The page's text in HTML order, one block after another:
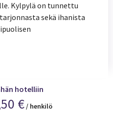
Kylpylä on tunnettu
sekä ihanista
hotelliin
€/ henkilö